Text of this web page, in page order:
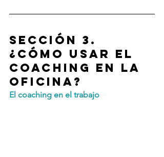
Sección 3.
¿Cómo usar el
coaching en la
oficina?
El coaching en el trabajo